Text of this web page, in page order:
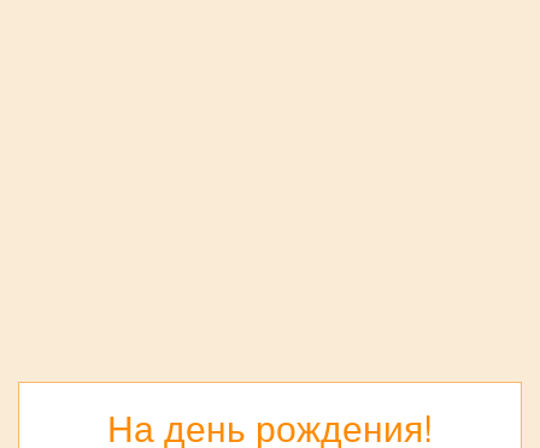
На день рождения!